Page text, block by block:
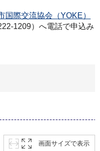
国際交流協会（YOKE）
1209）へ電話で申込み
画面サイズで表示